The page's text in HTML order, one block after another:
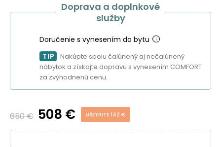
Doprava a doplnkové
služby
Doručenie s vynesením do bytu
TIP
Nakúpte spolu čalúnený aj nečalúnený
nábytok a získajte dopravu s vynesením COMFORT
za zvýhodnenú cenu.
650 € 508 € UŠETRITE 142 €